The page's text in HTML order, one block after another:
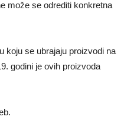
može se odrediti konkretna
koju se ubrajaju proizvodi na
godini je ovih proizvoda